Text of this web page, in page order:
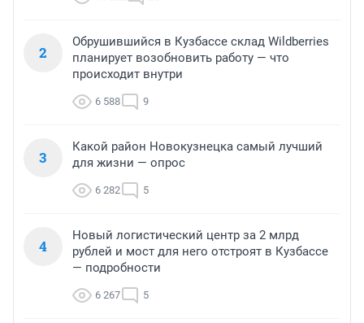
2
Обрушившийся в Кузбассе склад Wildberries
планирует возобновить работу — что
происходит внутри
6 588 9
3
Какой район Новокузнецка самый лучший
для жизни — опрос
6 282 5
4
Новый логистический центр за 2 млрд
рублей и мост для него отстроят в Кузбассе
— подробности
6 267 5